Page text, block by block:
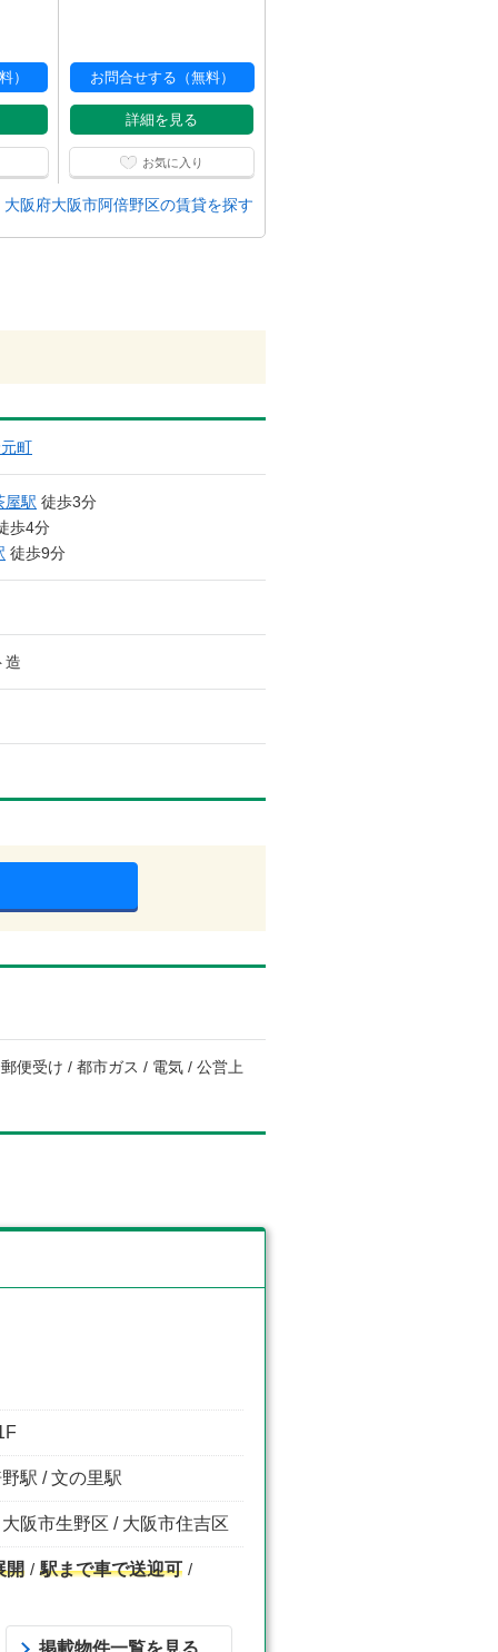
） お問合せする（無料）
詳細を見る
お気に入り
大阪府大阪市阿倍野区の賃貸を探す
町
屋駅 徒歩3分
歩4分
徒歩9分
造
便受け / 都市ガス / 電気 / 公営上
駅 / 文の里駅
阪市生野区 / 大阪市住吉区
開 駅まで車で送迎可
掲載物件一覧を見る